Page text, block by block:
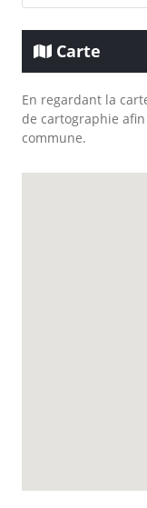
Carte
En regardant la
de cartographie
commune.